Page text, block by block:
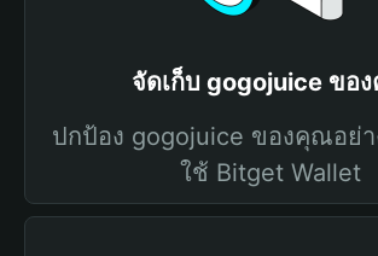
จัดเก็บ gogojuice ขอ
ปกป้อง gogojuice ของคุณอย่
ใช้ Bitget Wallet